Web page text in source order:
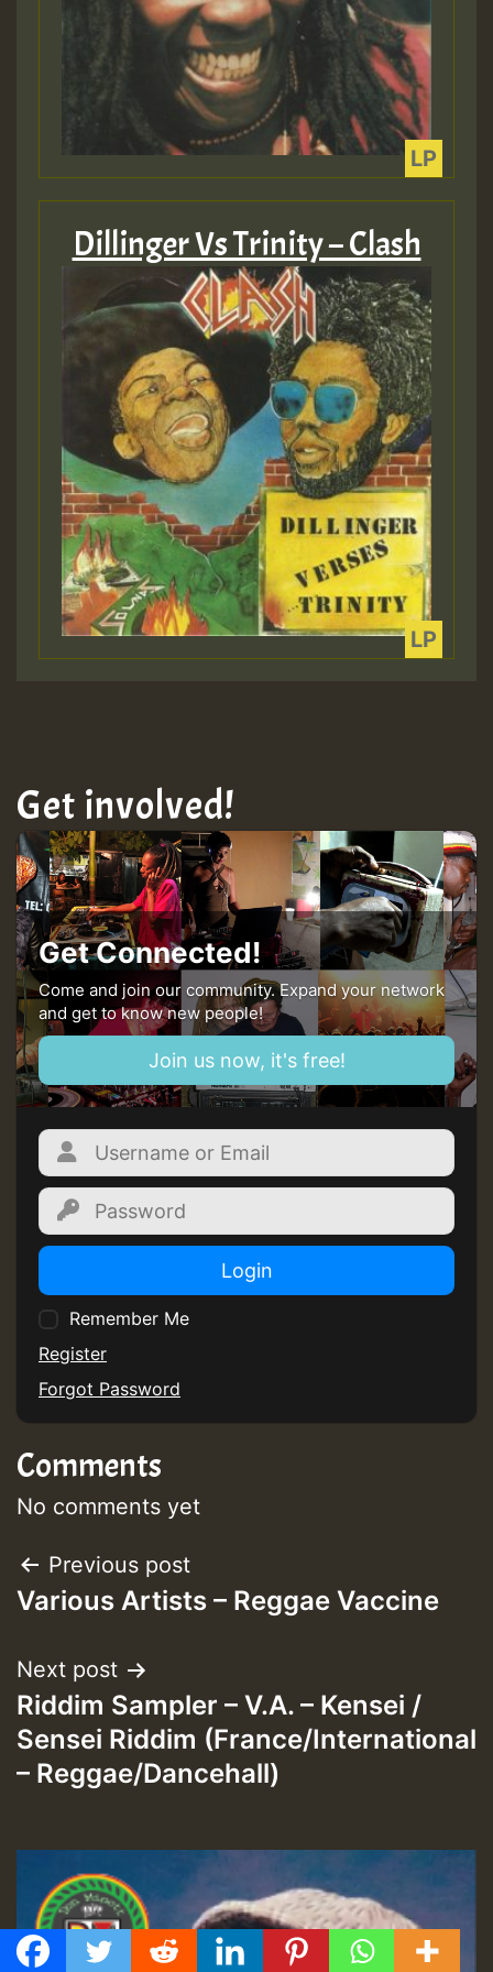
Dillinger Vs Trinity – Clash
Get involved!
Get Connected!
Come and join our community. Expand your network
and get to know new people!
Join us now, it's free!
Login
Remember Me
Register
Forgot Password
Comments
No comments yet
Post
navigation
Previous post
Various Artists – Reggae Vaccine
Next post
Riddim Sampler – V.A. – Kensei /
Sensei Riddim (France/International
– Reggae/Dancehall)
GMT